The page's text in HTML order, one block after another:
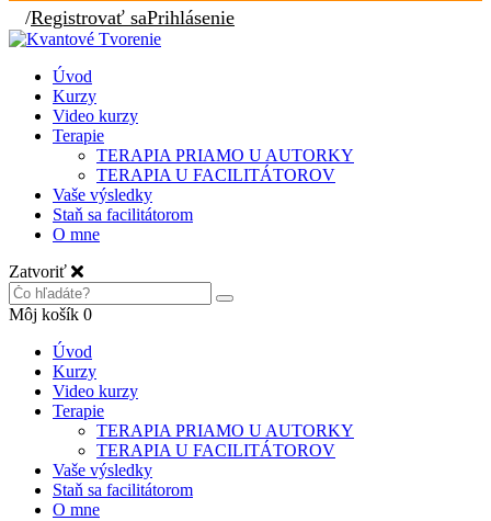
/Registrovať saPrihlásenie
Úvod
Kurzy
Video kurzy
Terapie
TERAPIA PRIAMO U AUTORKY
TERAPIA U FACILITÁTOROV
Vaše výsledky
Staň sa facilitátorom
O mne
Zatvoriť
Môj košík 0
Úvod
Kurzy
Video kurzy
Terapie
TERAPIA PRIAMO U AUTORKY
TERAPIA U FACILITÁTOROV
Vaše výsledky
Staň sa facilitátorom
O mne